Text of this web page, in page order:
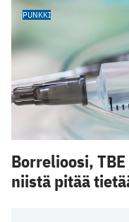
PUNKKI
Borrelioosi,
niistä pitää